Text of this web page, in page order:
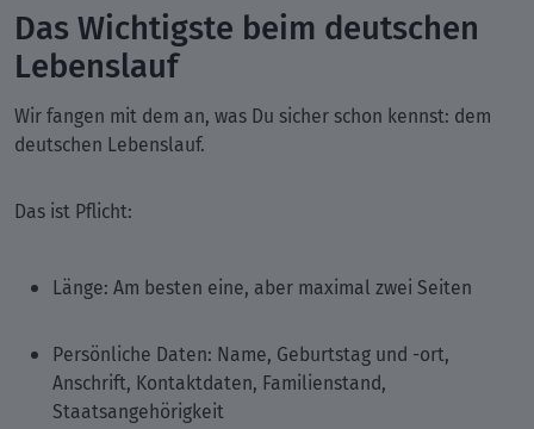
Das Wichtigste beim deutschen
Lebenslauf
Wir fangen mit dem an, was Du sicher schon kennst: dem
deutschen Lebenslauf.
Das ist Pflicht:
Länge: Am besten eine, aber maximal zwei Seiten
Persönliche Daten: Name, Geburtstag und -ort,
Anschrift, Kontaktdaten, Familienstand,
Staatsangehörigkeit